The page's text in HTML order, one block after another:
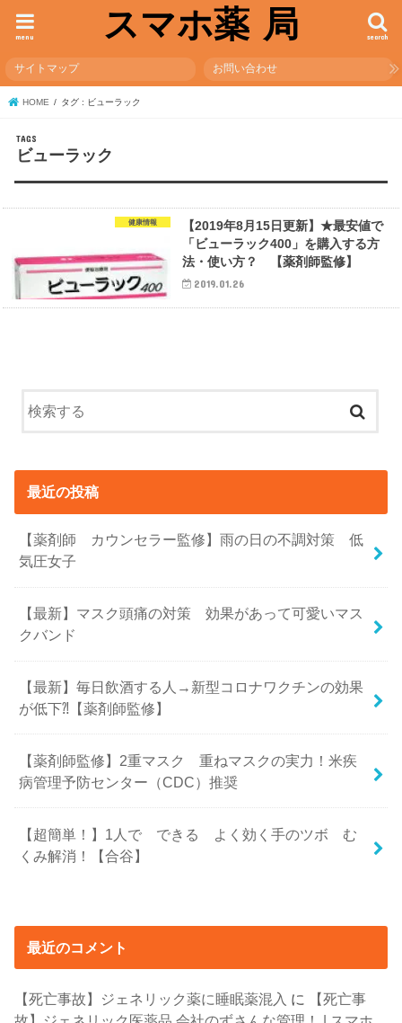
スマホ薬 局 search
menu
サイトマップ お問い合わせ
HOME タグ : ビューラック
ビューラック
健康情報
【2019年8月15日更新】★最安値で
「ビューラック400」を購入する方
法・使い方？ 【薬剤師監修】
2019.01.26
最近の投稿
【薬剤師 カウンセラー監修】雨の日の不調対策 低
気圧女子
【最新】マスク頭痛の対策 効果があって可愛いマス
クバンド
【最新】毎日飲酒する人→新型コロナワクチンの効果
が低下⁈【薬剤師監修】
【薬剤師監修】2重マスク 重ねマスクの実力！米疾
病管理予防センター（CDC）推奨
【超簡単！】1人で できる よく効く手のツボ む
くみ解消！【合谷】
最近のコメント
【死亡事故】ジェネリック薬に睡眠薬混入 に
【死亡事